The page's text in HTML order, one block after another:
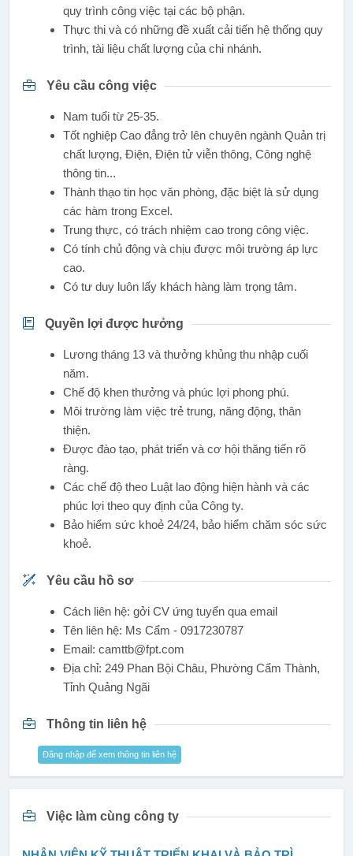
quy trình công việc tại các bộ phận.
Thực thi và có những đề xuất cải tiến hệ thống quy
trình, tài liệu chất lượng của chi nhánh.
Yêu cầu công việc
Nam tuổi từ 25-35.
Tốt nghiệp Cao đẳng trở lên chuyên ngành Quản trị
chất lượng, Điện, Điện tử viễn thông, Công nghệ
thông tin...
Thành thạo tin học văn phòng, đặc biệt là sử dụng
các hàm trong Excel.
Trung thực, có trách nhiệm cao trong công việc.
Có tính chủ động và chịu được môi trường áp lực
cao.
Có tư duy luôn lấy khách hàng làm trọng tâm.
Quyền lợi được hưởng
Lương tháng 13 và thưởng khủng thu nhập cuối
năm.
Chế độ khen thưởng và phúc lợi phong phú.
Môi trường làm việc trẻ trung, năng động, thân
thiện.
Được đào tạo, phát triển và cơ hội thăng tiến rõ
ràng.
Các chế độ theo Luật lao động hiện hành và các
phúc lợi theo quy định của Công ty.
Bảo hiểm sức khoẻ 24/24, bảo hiểm chăm sóc sức
khoẻ.
Yêu cầu hồ sơ
Cách liên hệ: gởi CV ứng tuyển qua email
Tên liên hệ: Ms Cẩm - 0917230787
Email: camttb@fpt.com
Địa chỉ: 249 Phan Bội Châu, Phường Cẩm Thành,
Tỉnh Quảng Ngãi
Thông tin liên hệ
Đăng nhập để xem thông tin liên hệ
Việc làm cùng công ty